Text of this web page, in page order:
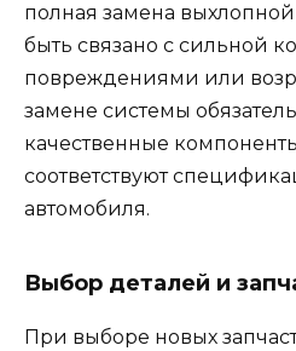
полная замена
быть связано с сильной
повреждениями или
замене системы
качественные
соответствуют
автомобиля.
Выбор деталей и
При выборе новых